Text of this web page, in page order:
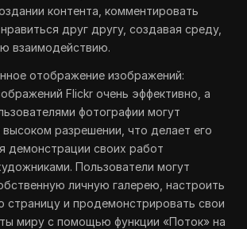
контента, комментировать
друг другу, создавая среду,
взаимодействию.
отображение изображений:
Flickr очень эффективно, а
фотографии могут
разрешении, что делает его
демонстрации своих работ
Пользователи могут
личную галерею, настроить
и продемонстрировать свои
миру с помощью функции «Поток» на